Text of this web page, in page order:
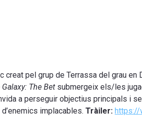
creat pel grup de Terrassa del grau
The Bet submergeix els/les
a perseguir objectius principals i
implacables. Tràiler: https://